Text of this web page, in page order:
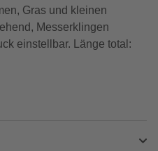
Gras und kleinen
Messerklingen
einstellbar. Länge total: